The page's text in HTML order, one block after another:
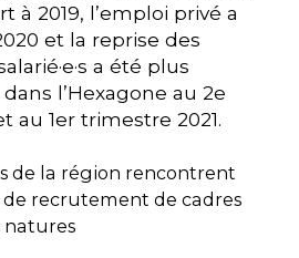
à 2019, l’emploi privé a
et la reprise des
a été plus
l’Hexagone au 2e
au 1er trimestre 2021.
de la région rencontrent
recrutement de cadres
natures